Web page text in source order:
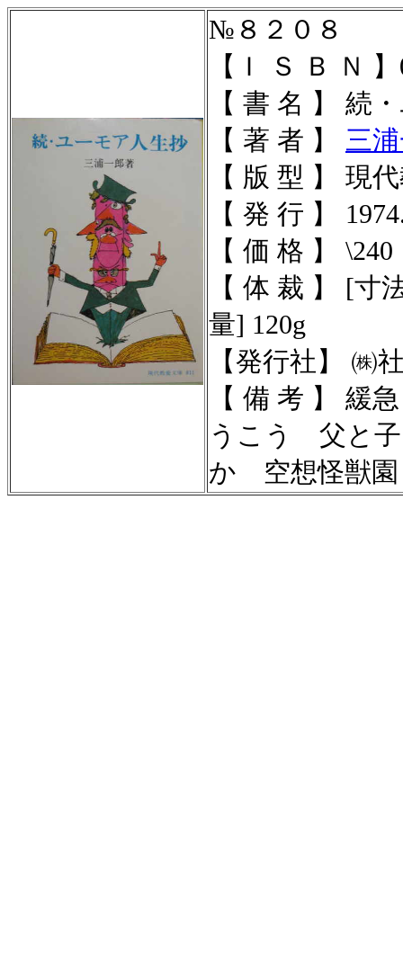
№８２０８
【Ｉ Ｓ Ｂ Ｎ
【 書 名 】 続
【 著 者 】 三
【 版 型 】 現
【 発 行 】
【 価 格 】 \240
【 体 裁 】
[寸
量] 120g
【発行社】 ㈱
【 備 考 】
緩
うこう 父と
か 空想怪獣